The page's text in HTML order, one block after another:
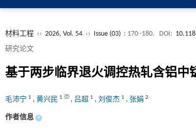
材料工程 ›› 2026, Vol. 54 ›› Issue (03) : 170 -180. DOI:
研究论文
基于两步临界退火调控热轧含铝中
毛沛宁 1 , 黄兴民 1 , 吕超 1 , 刘俊杰 1 , 张娟 2
作者信息 +